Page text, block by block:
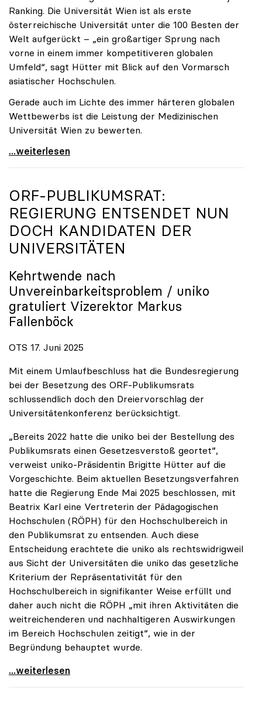
Ranking. Die Universität Wien ist als erste
österreichische Universität unter die 100 Besten der
Welt aufgerückt – „ein großartiger Sprung nach
vorne in einem immer kompetitiveren globalen
Umfeld“, sagt Hütter mit Blick auf den Vormarsch
asiatischer Hochschulen.
Gerade auch im Lichte des immer härteren globalen
Wettbewerbs ist die Leistung der Medizinischen
Universität Wien zu bewerten.
„Top-Rankingplätze heimischer Universitäten geben
...weiterlesen
ORF-PUBLIKUMSRAT:
REGIERUNG ENTSENDET NUN
DOCH KANDIDATEN DER
UNIVERSITÄTEN
Kehrtwende nach
Unvereinbarkeitsproblem / uniko
gratuliert Vizerektor Markus
Fallenböck
OTS 17. Juni 2025
Mit einem Umlaufbeschluss hat die Bundesregierung
bei der Besetzung des ORF-Publikumsrats
schlussendlich doch den Dreiervorschlag der
Universitätenkonferenz berücksichtigt.
„Bereits 2022 hatte die uniko bei der Bestellung des
Publikumsrats einen Gesetzesverstoß geortet“,
verweist uniko-Präsidentin Brigitte Hütter auf die
Vorgeschichte. Beim aktuellen Besetzungsverfahren
hatte die Regierung Ende Mai 2025 beschlossen, mit
Beatrix Karl eine Vertreterin der Pädagogischen
Hochschulen (RÖPH) für den Hochschulbereich in
den Publikumsrat zu entsenden. Auch diese
Entscheidung erachtete die uniko als rechtswidrigweil
aus Sicht der Universitäten die uniko das gesetzliche
Kriterium der Repräsentativität für den
Hochschulbereich in signifikanter Weise erfüllt und
daher auch nicht die RÖPH „mit ihren Aktivitäten die
weitreichenderen und nachhaltigeren Auswirkungen
im Bereich Hochschulen zeitigt“, wie in der
Begründung behauptet wurde.
ORF-Publikumsrat: Regierung entsendet nun doch
...weiterlesen